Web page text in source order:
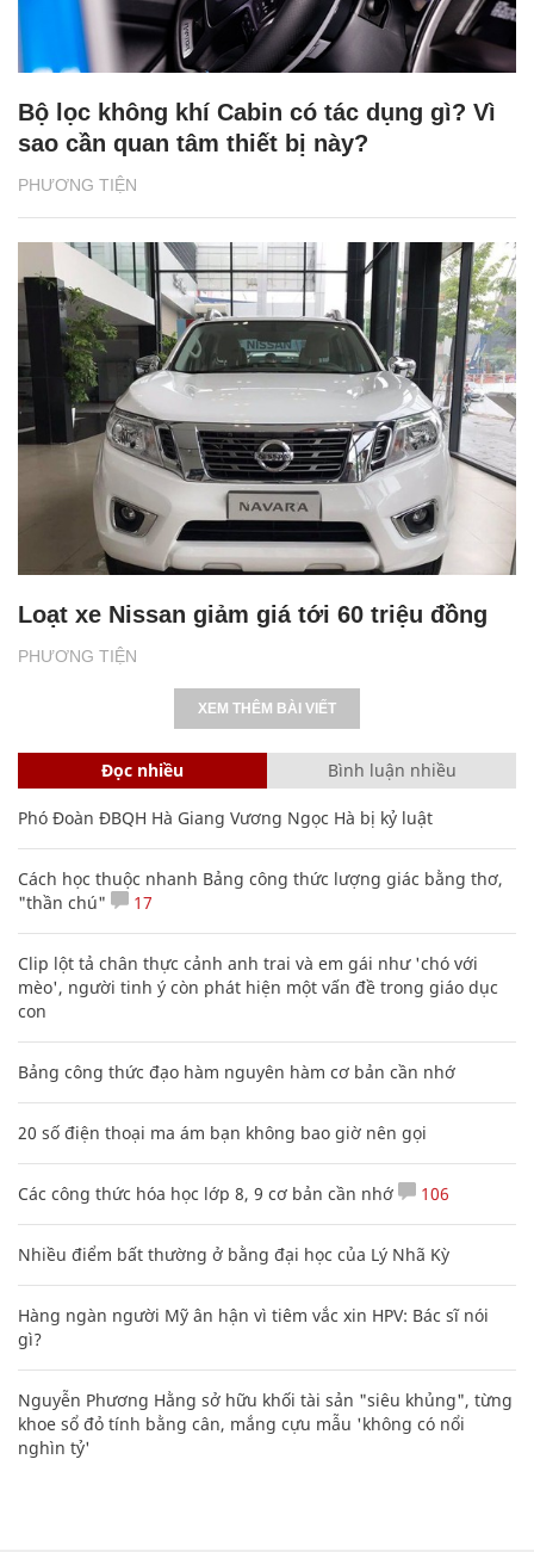
PHƯƠNG TIỆN
Bộ lọc không khí Cabin có tác dụng gì? Vì
sao cần quan tâm thiết bị này?
PHƯƠNG TIỆN
Loạt xe Nissan giảm giá tới 60 triệu đồng
XEM THÊM BÀI VIẾT
Đọc nhiều Bình luận nhiều
Phó Đoàn ĐBQH Hà Giang Vương Ngọc Hà bị kỷ luật
Cách học thuộc nhanh Bảng công thức lượng giác bằng thơ,
"thần chú"
17
Clip lột tả chân thực cảnh anh trai và em gái như 'chó với
mèo', người tinh ý còn phát hiện một vấn đề trong giáo dục
con
Bảng công thức đạo hàm nguyên hàm cơ bản cần nhớ
20 số điện thoại ma ám bạn không bao giờ nên gọi
Các công thức hóa học lớp 8, 9 cơ bản cần nhớ 106
Nhiều điểm bất thường ở bằng đại học của Lý Nhã Kỳ
Hàng ngàn người Mỹ ân hận vì tiêm vắc xin HPV: Bác sĩ nói
gì?
Nguyễn Phương Hằng sở hữu khối tài sản "siêu khủng", từng
khoe sổ đỏ tính bằng cân, mắng cựu mẫu 'không có nổi
nghìn tỷ'